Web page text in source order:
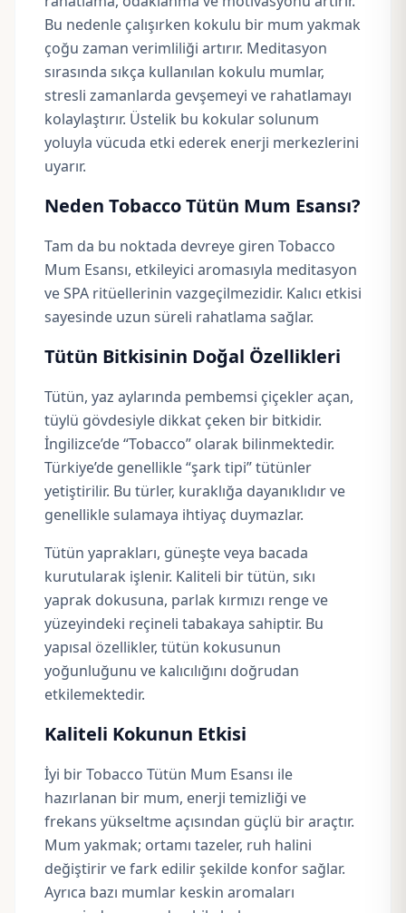
Bu nedenle çalışırken kokulu bir mum yakmak
çoğu zaman verimliliği artırır. Meditasyon
sırasında sıkça kullanılan kokulu mumlar,
stresli zamanlarda gevşemeyi ve rahatlamayı
kolaylaştırır. Üstelik bu kokular solunum
yoluyla vücuda etki ederek enerji merkezlerini
uyarır.
Neden Tobacco Tütün Mum Esansı?
Tam da bu noktada devreye giren Tobacco
Mum Esansı, etkileyici aromasıyla meditasyon
ve SPA ritüellerinin vazgeçilmezidir. Kalıcı etkisi
sayesinde uzun süreli rahatlama sağlar.
Tütün Bitkisinin Doğal Özellikleri
Tütün, yaz aylarında pembemsi çiçekler açan,
tüylü gövdesiyle dikkat çeken bir bitkidir.
İngilizce’de “Tobacco” olarak bilinmektedir.
Türkiye’de genellikle “şark tipi” tütünler
yetiştirilir. Bu türler, kuraklığa dayanıklıdır ve
genellikle sulamaya ihtiyaç duymazlar.
Tütün yaprakları, güneşte veya bacada
kurutularak işlenir. Kaliteli bir tütün, sıkı
yaprak dokusuna, parlak kırmızı renge ve
yüzeyindeki reçineli tabakaya sahiptir. Bu
yapısal özellikler, tütün kokusunun
yoğunluğunu ve kalıcılığını doğrudan
etkilemektedir.
Kaliteli Kokunun Etkisi
İyi bir Tobacco Tütün Mum Esansı ile
hazırlanan bir mum, enerji temizliği ve
frekans yükseltme açısından güçlü bir araçtır.
Mum yakmak; ortamı tazeler, ruh halini
değiştirir ve fark edilir şekilde konfor sağlar.
Ayrıca bazı mumlar keskin aromaları